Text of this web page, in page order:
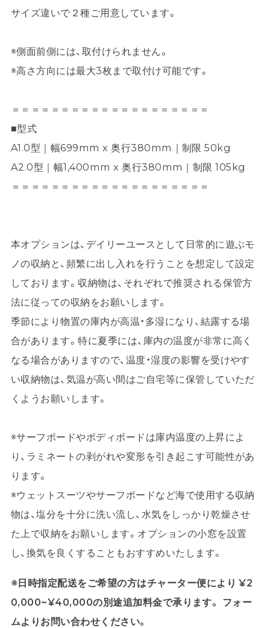
サイズ違いで２種ご用意しています。
※側面前側には、取付けられません。
※高さ方向には最大3枚まで取付け可能です。
＝＝＝＝＝＝＝＝＝＝＝＝＝＝＝＝＝＝＝＝
■型式
A1.0型｜幅699mm x 奥行380mm｜制限 50kg
A2.0型｜幅1,400mm x 奥行380mm｜制限 105kg
＝＝＝＝＝＝＝＝＝＝＝＝＝＝＝＝＝＝＝＝
本オプションは、デイリーユースとして日常的に遊ぶモ
ノの収納と、頻繁に出し入れを行うことを想定して設定
しております。収納物は、それぞれで推奨される保管方
法に従っての収納をお願いします。
季節により物置の庫内が高温・多湿になり、結露する場
合があります。特に夏季には、庫内の温度が非常に高く
なる場合がありますので、温度・湿度の影響を受けやす
い収納物は、気温が高い間はご自宅等に保管していただ
くようお願いします。
※サーフボードやボディボードは庫内温度の上昇によ
り、ラミネートの剥がれや変形を引き起こす可能性があ
ります。
※ウェットスーツやサーフボードなど海で使用する収納
物は、塩分を十分に洗い流し、水気をしっかり乾燥させ
た上で収納をお願いします。オプションの小窓を設置
し、換気を良くすることもおすすめいたします。
※日時指定配送をご希望の方はチャーター便により ¥2
0,000~¥40,000の別途追加料金で承ります。 フォー
ムよりお問い合わせください。